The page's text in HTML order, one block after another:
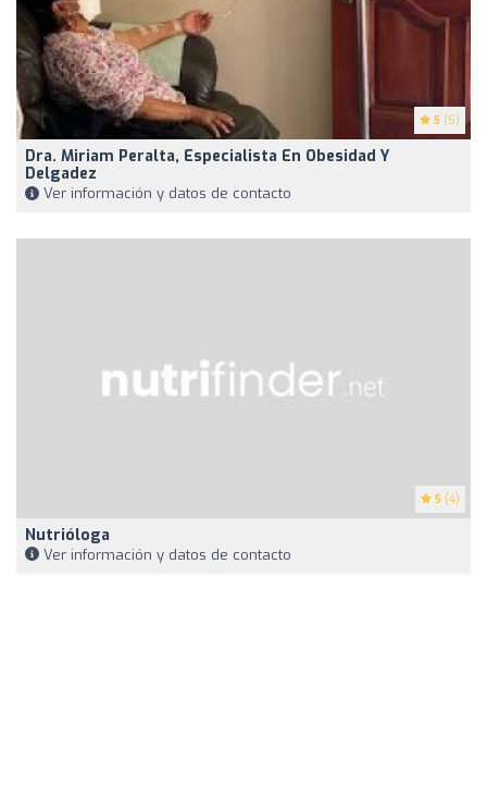
5 (5)
Dra. Miriam Peralta, Especialista En Obesidad Y
Delgadez
Ver información y datos de contacto
5 (4)
Nutrióloga
Ver información y datos de contacto